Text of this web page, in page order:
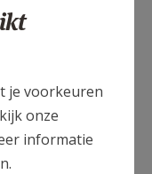
je voorkeuren
onze
informatie